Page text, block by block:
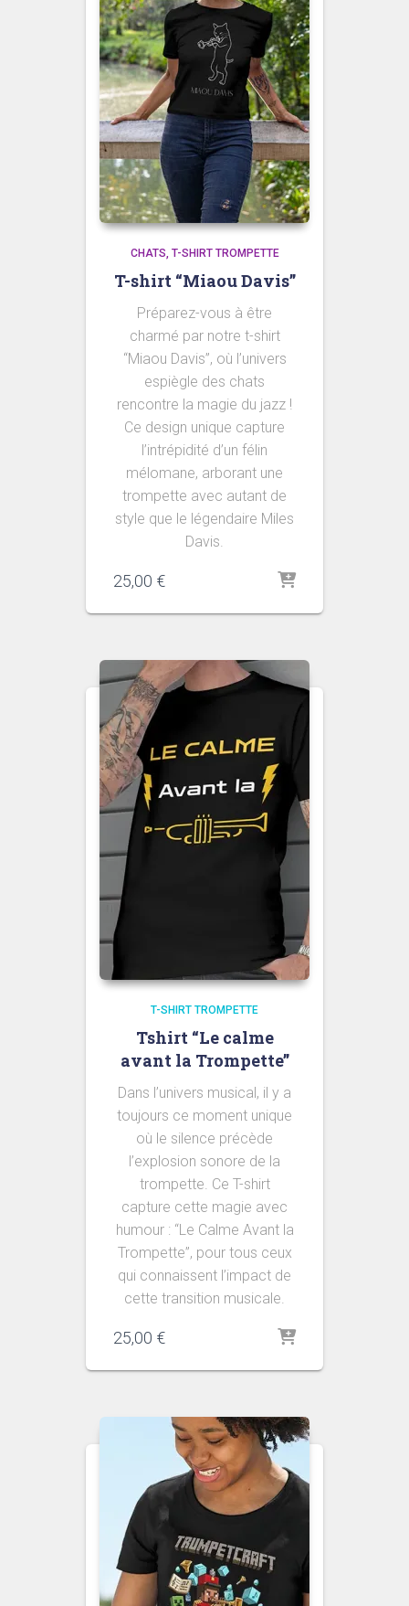
CHATS T-SHIRT TROMPETTE
T-shirt “Miaou Davis”
Préparez-vous à être
charmé par notre t-shirt
“Miaou Davis”, où l’univers
espiègle des chats
rencontre la magie du jazz !
Ce design unique capture
l’intrépidité d’un félin
mélomane, arborant une
trompette avec autant de
style que le légendaire Miles
Davis.
25,00 €
T-SHIRT TROMPETTE
Tshirt “Le calme
avant la Trompette”
Dans l’univers musical, il y a
toujours ce moment unique
où le silence précède
l’explosion sonore de la
trompette. Ce T-shirt
capture cette magie avec
humour : “Le Calme Avant la
Trompette”, pour tous ceux
qui connaissent l’impact de
cette transition musicale.
25,00 €